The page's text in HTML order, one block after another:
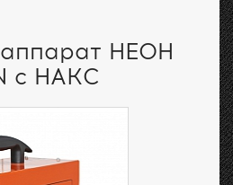
НЕОН
с НАКС